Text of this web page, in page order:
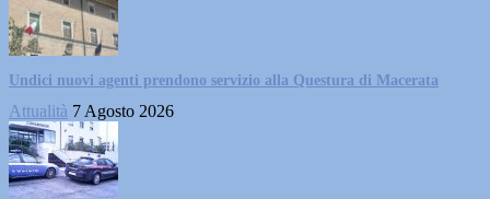
Undici nuovi agenti prendono servizio alla Questura di Macerata
Attualità 7 Agosto 2026